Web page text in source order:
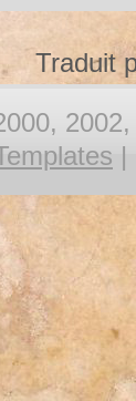
Traduit
2002,
|